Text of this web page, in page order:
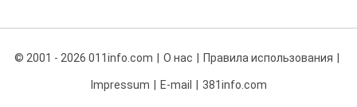
© 2001 - 2026 011info.com О нас Правила использования
Impressum E-mail 381info.com